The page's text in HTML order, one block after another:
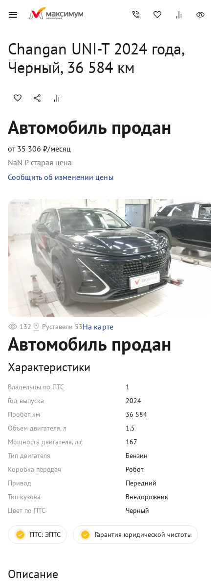
Changan UNI-T 2024
года,
Черный, 36 584 км
Автомобиль продан
от 35 306 ₽/месяц
NaN ₽ старая цена
Сообщить об изменении цены
Автомобиль продан
Характеристики
Владельцы по ПТС
1
Год выпуска
2024
Пробег, км
36 584
Объем двигателя, л
1.5
Мощность двигателя, л.с
167
Тип двигателя
Бензин
Коробка передач
Робот
Привод
Передний
Тип кузова
Внедорожник
Цвет по ПТС
Черный
ПТС: ЭПТС Гарантия юридической чистоты
Описание
132 Руставели 53На карте